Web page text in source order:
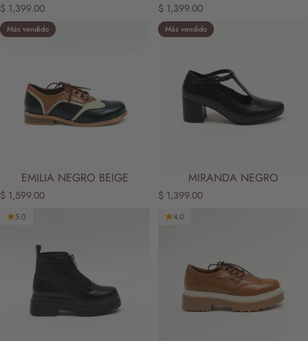
$ 1,399.00 $ 1,399.00
5.0
Más vendido
EMILIA NEGRO BEIGE
$ 1,599.00
5.0
Más vendido
MIRANDA NEGRO
$ 1,399.00
5.0 4.0